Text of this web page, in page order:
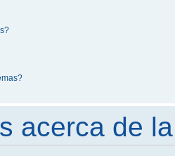
acerca de